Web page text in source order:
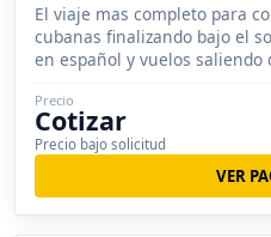
El viaje mas completo para
cubanas finalizando bajo el
en español y vuelos saliendo
Precio
Cotizar
Precio bajo solicitud
VER